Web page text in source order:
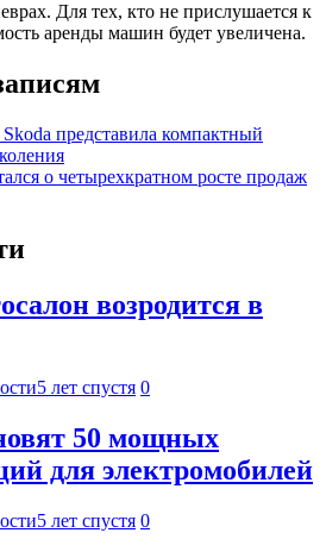
Для тех, кто не прислушается к
аренды машин будет увеличена.
представила компактный
о четырехкратном росте продаж
возродится в
5 лет спустя 0
50 мощных
для электромобилей
5 лет спустя 0